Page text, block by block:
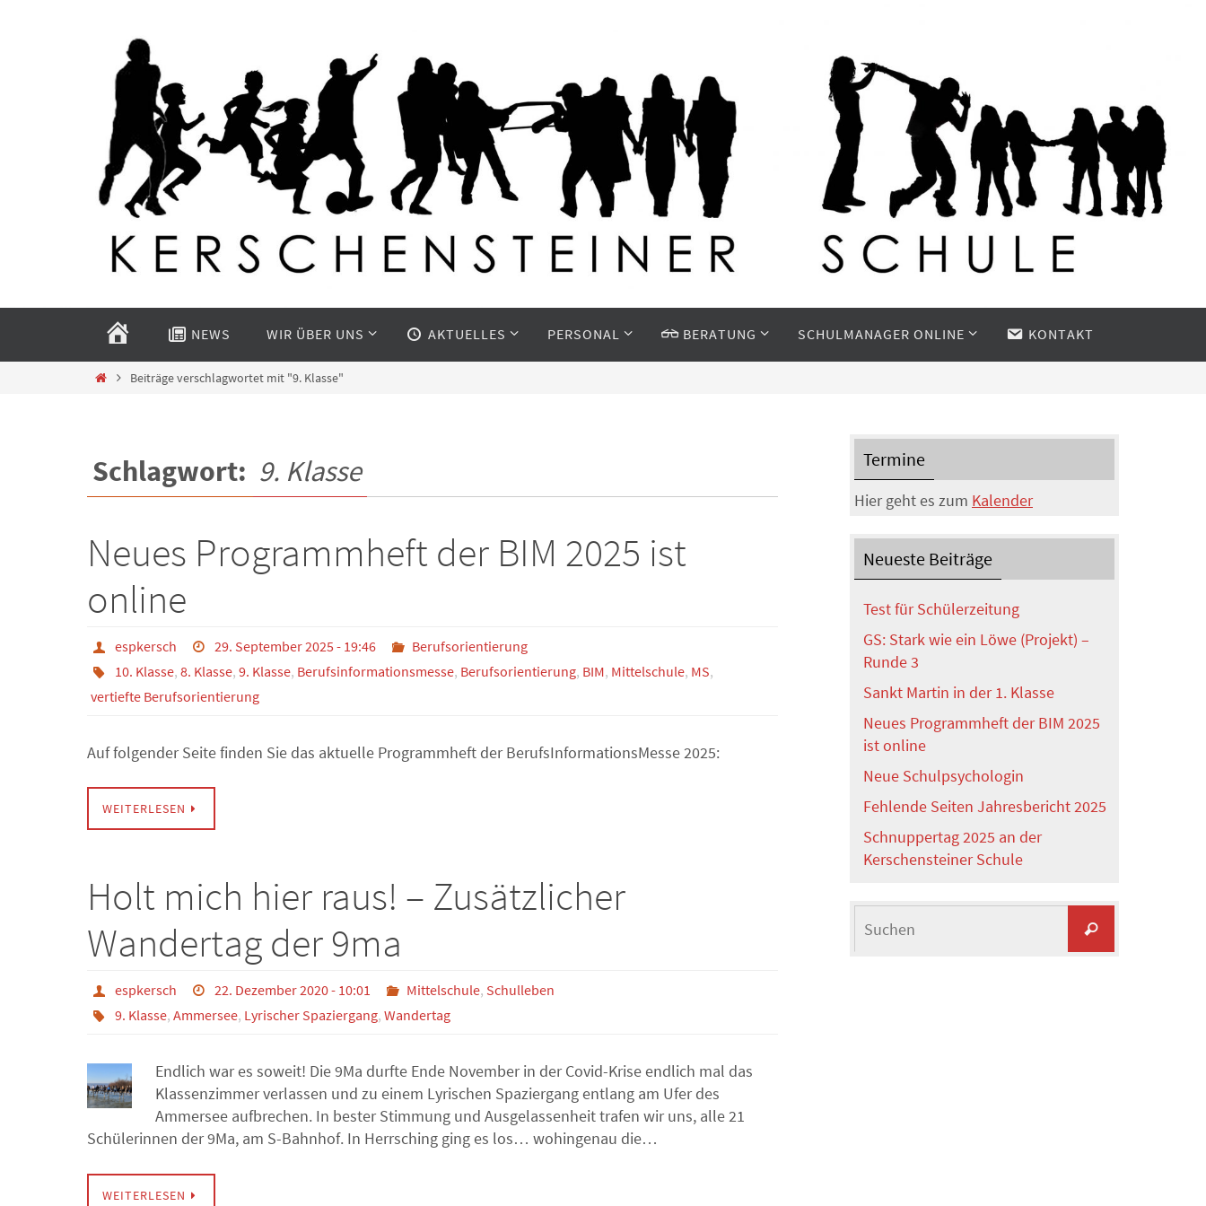
START NEWS WIR ÜBER UNS AKTUELLES PERSONAL BERATUNG SCHULMANAGER ONLINE KONTAKT
StartBeiträge verschlagwortet mit "9. Klasse"
Schlagwort: 9. Klasse
Neues Programmheft der BIM 2025 ist
online
espkersch 29. September 2025 - 19:46
Berufsorientierung
10. Klasse, 8. Klasse, 9. Klasse, Berufsinformationsmesse, Berufsorientierung, BIM, Mittelschule, MS,
vertiefte Berufsorientierung
Auf folgender Seite finden Sie das aktuelle Programmheft der BerufsInformationsMesse 2025:
WEITERLESEN
Holt mich hier raus! – Zusätzlicher
Wandertag der 9ma
espkersch 22. Dezember 2020 - 10:01 Mittelschule, Schulleben
9. Klasse, Ammersee, Lyrischer Spaziergang, Wandertag
Endlich war es soweit! Die 9Ma durfte Ende November in der Covid-Krise endlich mal das
Klassenzimmer verlassen und zu einem Lyrischen Spaziergang entlang am Ufer des
Ammersee aufbrechen. In bester Stimmung und Ausgelassenheit trafen wir uns, alle 21
Schülerinnen der 9Ma, am S-Bahnhof. In Herrsching ging es los… wohingenau die…
WEITERLESEN
Termine
Hier geht es zum Kalender
Neueste Beiträge
Test für Schülerzeitung
GS: Stark wie ein Löwe (Projekt) –
Runde 3
Sankt Martin in der 1. Klasse
Neues Programmheft der BIM 2025
ist online
Neue Schulpsychologin
Fehlende Seiten Jahresbericht 2025
Schnuppertag 2025 an der
Kerschensteiner Schule
Suchen